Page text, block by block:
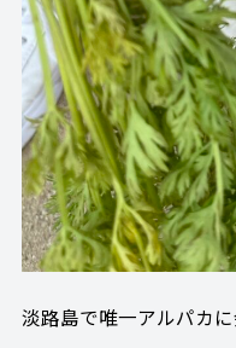
淡路島で唯一アルパカに